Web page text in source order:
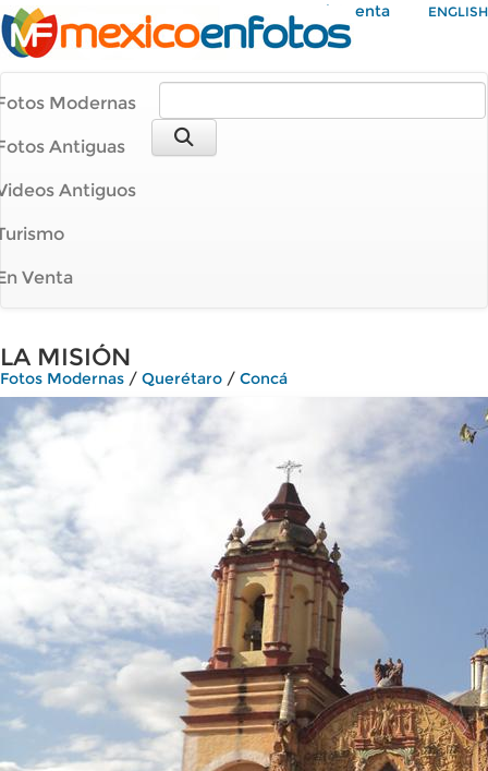
Mi Cuenta ENGLISH
Modernas
Antiguas
Antiguos
Venta
LA MISIÓN
Fotos Modernas / Querétaro / Concá